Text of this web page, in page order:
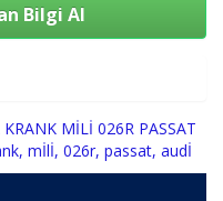
Bilgi Al
MİLİ 026R PASSAT
, mİlİ, 026r, passat, audİ